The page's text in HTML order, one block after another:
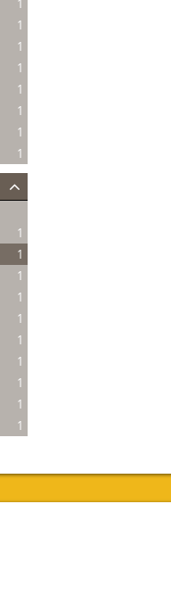
1
1
1
1
1
1
1
1
1
1
1
1
1
1
1
1
1
1